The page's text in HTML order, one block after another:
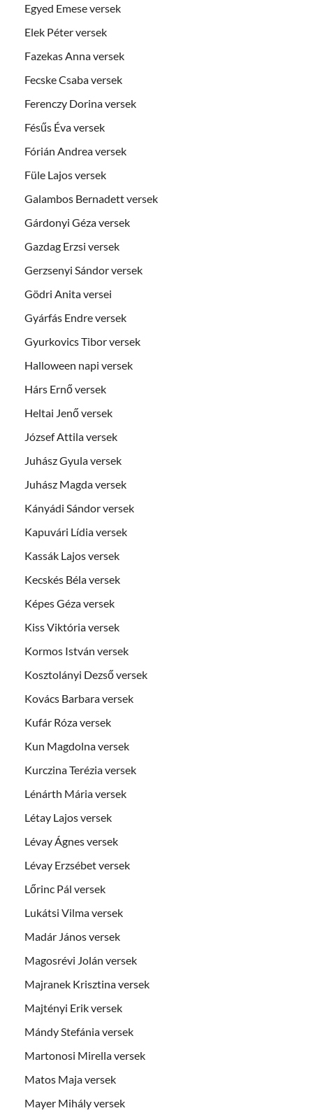
Egyed Emese versek
Elek Péter versek
Fazekas Anna versek
Fecske Csaba versek
Ferenczy Dorina versek
Fésűs Éva versek
Fórián Andrea versek
Füle Lajos versek
Galambos Bernadett versek
Gárdonyi Géza versek
Gazdag Erzsi versek
Gerzsenyi Sándor versek
Gödri Anita versei
Gyárfás Endre versek
Gyurkovics Tibor versek
Halloween napi versek
Hárs Ernő versek
Heltai Jenő versek
József Attila versek
Juhász Gyula versek
Juhász Magda versek
Kányádi Sándor versek
Kapuvári Lídia versek
Kassák Lajos versek
Kecskés Béla versek
Képes Géza versek
Kiss Viktória versek
Kormos István versek
Kosztolányi Dezső versek
Kovács Barbara versek
Kufár Róza versek
Kun Magdolna versek
Kurczina Terézia versek
Lénárth Mária versek
Létay Lajos versek
Lévay Ágnes versek
Lévay Erzsébet versek
Lőrinc Pál versek
Lukátsi Vilma versek
Madár János versek
Magosrévi Jolán versek
Majranek Krisztina versek
Majtényi Erik versek
Mándy Stefánia versek
Martonosi Mirella versek
Matos Maja versek
Mayer Mihály versek